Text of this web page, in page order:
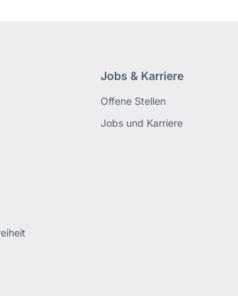
Jobs & Karriere
Offene Stellen
Jobs und Karriere